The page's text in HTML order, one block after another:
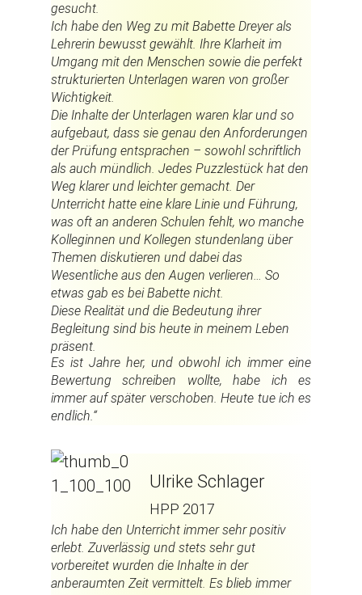
gesucht.
Ich habe den Weg zu mit Babette Dreyer als
Lehrerin bewusst gewählt. Ihre Klarheit im
Umgang mit den Menschen sowie die perfekt
strukturierten Unterlagen waren von großer
Wichtigkeit.
Die Inhalte der Unterlagen waren klar und so
aufgebaut, dass sie genau den Anforderungen
der Prüfung entsprachen – sowohl schriftlich
als auch mündlich. Jedes Puzzlestück hat den
Weg klarer und leichter gemacht. Der
Unterricht hatte eine klare Linie und Führung,
was oft an anderen Schulen fehlt, wo manche
Kolleginnen und Kollegen stundenlang über
Themen diskutieren und dabei das
Wesentliche aus den Augen verlieren… So
etwas gab es bei Babette nicht.
Diese Realität und die Bedeutung ihrer
Begleitung sind bis heute in meinem Leben
präsent.
Es ist Jahre her, und obwohl ich immer eine
Bewertung schreiben wollte, habe ich es
immer auf später verschoben. Heute tue ich es
endlich.“
Ulrike Schlager
HPP 2017
Ich habe den Unterricht immer sehr positiv
erlebt. Zuverlässig und stets sehr gut
vorbereitet wurden die Inhalte in der
anberaumten Zeit vermittelt. Es blieb immer